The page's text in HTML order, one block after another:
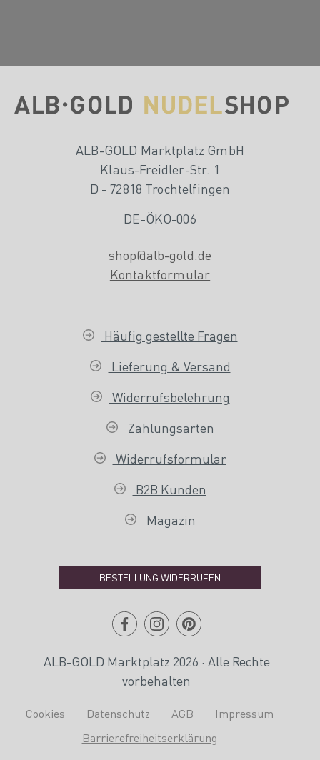
ALB-GOLD Marktplatz GmbH
Klaus-Freidler-Str. 1
D - 72818 Trochtelfingen
DE-ÖKO-006
shop@alb-gold.de
Kontaktformular
Häufig gestellte Fragen
Lieferung & Versand
Widerrufsbelehrung
Zahlungsarten
Widerrufsformular
B2B Kunden
Magazin
BESTELLUNG WIDERRUFEN
ALB-GOLD Marktplatz 2026 · Alle Rechte
vorbehalten
Cookies Datenschutz AGB
Impressum
Barrierefreiheitserklärung